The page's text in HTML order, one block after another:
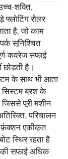
शक्ति,
फ्लोटिंग रोलर
है, जो काम
सुनिश्चित
कवरेज सफाई
छोड़ती है।
के साथ भी आता
ब्रश के
पूरी मशीन
परिचालन
फ़ंक्शन एकीकृत
स्थिर रहता है
सफाई अधिक